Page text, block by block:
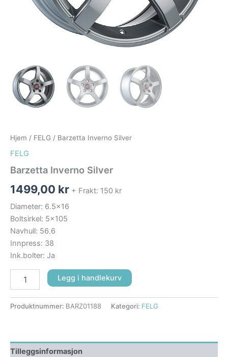
Hjem / FELG / Barzetta Inverno Silver
FELG
Barzetta Inverno Silver
1499,00 kr + Frakt: 150 kr
Diameter: 6.5×16
Boltsirkel: 5×105
Navhull: 56.6
Innpress: 38
Ink.bolter: Ja
Legg i handlekurv
Produktnummer: BARZ01188 Kategori: FELG
Tilleggsinformasjon